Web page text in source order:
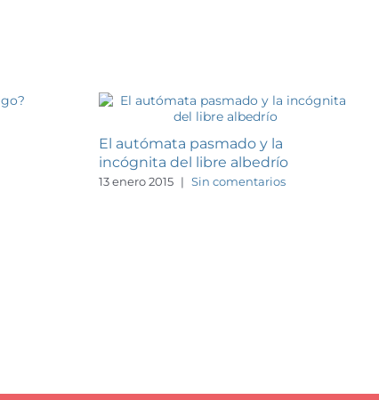
El autómata pasmado y la
incógnita del libre albedrío
13 enero 2015 | Sin comentarios